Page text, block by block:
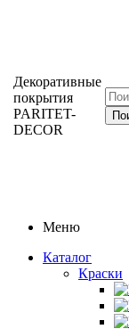
Декоративные
покрытия
PARITET-
DECOR
Меню
Каталог
Краски